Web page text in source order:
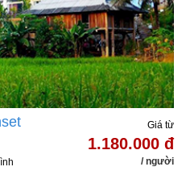
Giá từ
1.180.000 đ
/ người